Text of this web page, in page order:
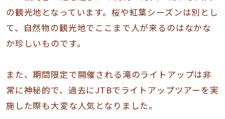
の観光地となっています。桜や紅葉シーズンは別とし
て、自然物の観光地でここまで人が来るのはなかな
か珍しいものです。
また、期間限定で開催される滝のライトアップは非
常に神秘的で、過去にJTBでライトアップツアーを実
施した際も大変な人気となりました。